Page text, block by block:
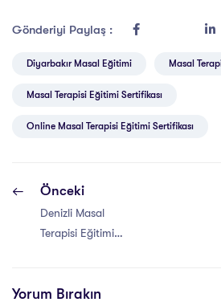
Gönderiyi Paylaş :
Diyarbakır Masal Eğitimi Masal
Masal Terapisi Eğitimi Sertifikası
Online Masal Terapisi Eğitimi Sertifikası
Önceki
Denizli Masal
Terapisi Eğitimi
Yorum Bırakın